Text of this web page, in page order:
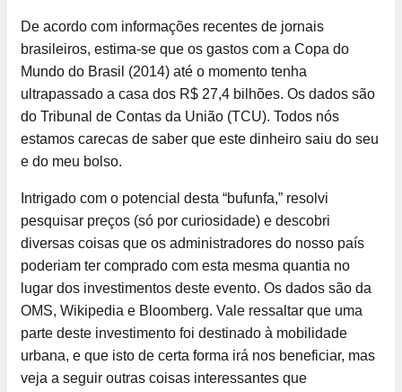
De acordo com informações recentes de jornais
brasileiros, estima-se que os gastos com a Copa do
Mundo do Brasil (2014) até o momento tenha
ultrapassado a casa dos R$ 27,4 bilhões. Os dados são
do Tribunal de Contas da União (TCU). Todos nós
estamos carecas de saber que este dinheiro saiu do seu
e do meu bolso.
Intrigado com o potencial desta “bufunfa,” resolvi
pesquisar preços (só por curiosidade) e descobri
diversas coisas que os administradores do nosso país
poderiam ter comprado com esta mesma quantia no
lugar dos investimentos deste evento. Os dados são da
OMS, Wikipedia e Bloomberg. Vale ressaltar que uma
parte deste investimento foi destinado à mobilidade
urbana, e que isto de certa forma irá nos beneficiar, mas
veja a seguir outras coisas interessantes que